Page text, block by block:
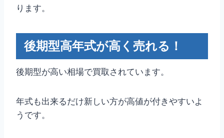
ります。
後期型高年式が高く売れる！
後期型が高い相場で買取されています。
年式も出来るだけ新しい方が高値が付きやすいよ
うです。